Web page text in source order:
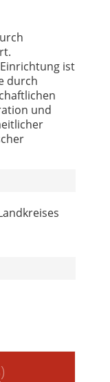
ist
durch
und
)